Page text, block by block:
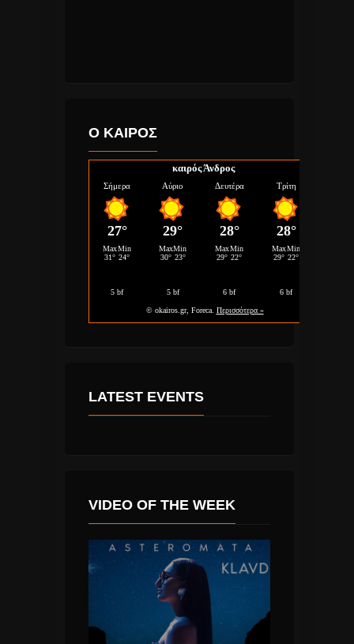
Ο ΚΑΙΡΟΣ
καιρός Άνδρος
LATEST EVENTS
VIDEO OF THE WEEK